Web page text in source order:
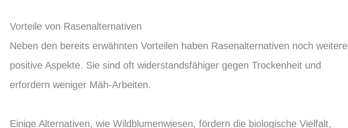
Vorteile von Rasenalternativen
Neben den bereits erwähnten Vorteilen haben Rasenalternativen noch weitere
positive Aspekte. Sie sind oft widerstandsfähiger gegen Trockenheit und
erfordern weniger Mäh-Arbeiten.
Einige Alternativen, wie Wildblumenwiesen, fördern die biologische Vielfalt,